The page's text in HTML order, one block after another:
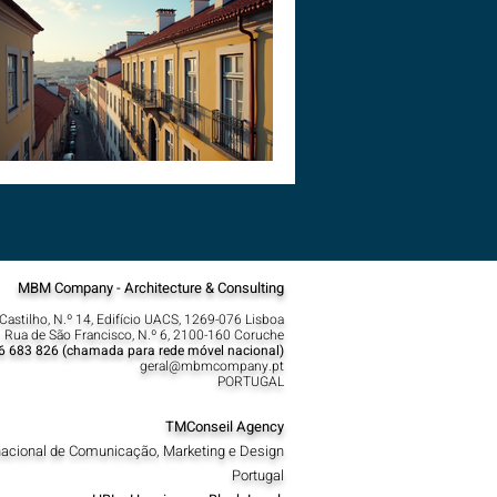
MBM Company - Architecture & Consulting
N.º 14, Edifício UACS, 1269-076 Lisboa​
Rua de São Francisco, N.º 6, 2100-160 Coruche
683 826 (chamada para rede móvel nacional)
geral@mbmcompany.pt
PORTUGAL
TMConseil Agency
de Comunicação, Marketing e Design
Portugal